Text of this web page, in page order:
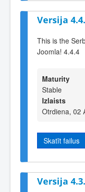
Versija
This is the
Joomla! 4.4.4
Maturity
Stable
Izlaists
Otrdiena, 02
Skatīt failus
Versija